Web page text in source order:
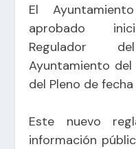
El
aprobado
Regulador
Ayuntamiento
del Pleno de
Este nuevo
información